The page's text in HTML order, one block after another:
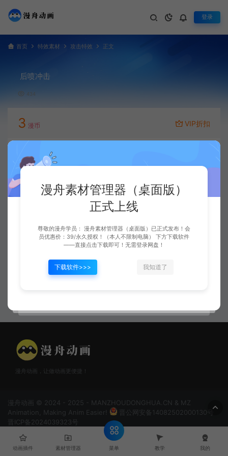
登录
首页 特效素材 攻击特效 正文
后喷冲击
434
3 漫币 VIP折扣
立即下载
漫舟动画，让做动画更便捷！
漫舟动画 © 2024 - 2025 - MANZHOUDONGHUA.CN & MZ
Animation, Making Anim Easier!
晋公网安备14082502000130号
晋ICP备2024039323号
动画插件 素材管理器 菜单 教学 我的
漫舟素材管理器（桌面版）
正式上线
尊敬的漫舟学员： 漫舟素材管理器（桌面版）已正式发布！会
员优惠价：39/永久授权！（本人不限制电脑） 下方下载软件
——直接点击下载即可！无需登录网盘！
下载软件>>> 我知道了